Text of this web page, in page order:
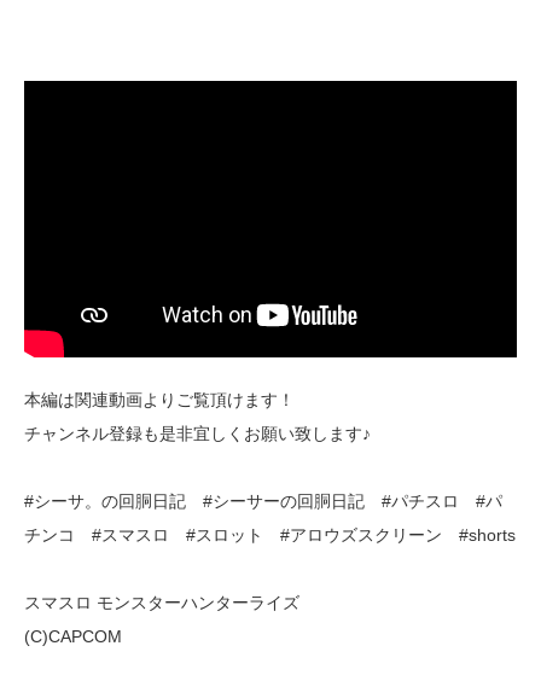
本編は関連動画よりご覧頂けます！
チャンネル登録も是非宜しくお願い致します♪
#シーサ。の回胴日記 #シーサーの回胴日記 #パチスロ #パ
チンコ #スマスロ #スロット #アロウズスクリーン #shorts
スマスロ モンスターハンターライズ
(C)CAPCOM